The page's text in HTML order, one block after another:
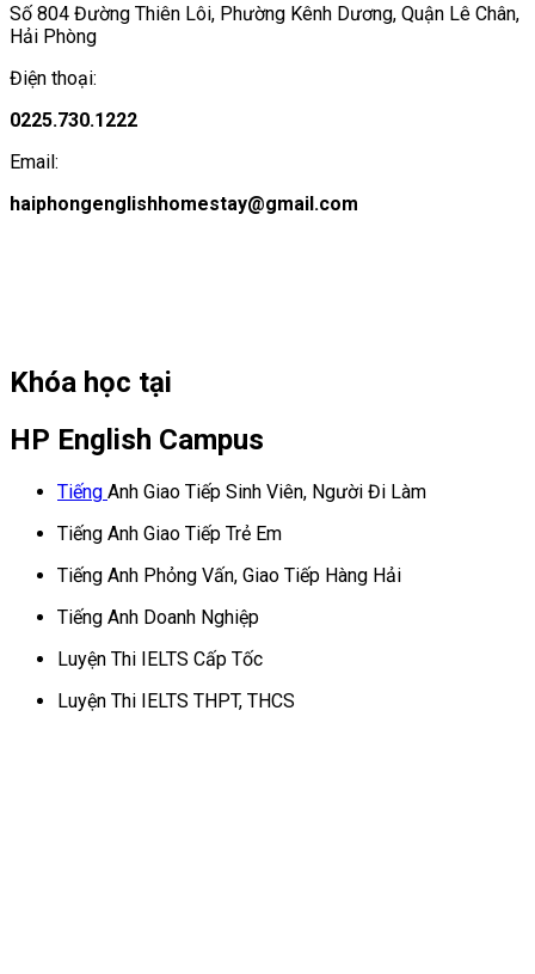
Số 804 Đường Thiên Lôi, Phường Kênh Dương, Quận Lê Chân,
Hải Phòng
Điện thoại:
0225.730.1222
Email:
haiphongenglishhomestay@gmail.com
Khóa học tại
HP English Campus
Tiếng Anh Giao Tiếp Sinh Viên, Người Đi Làm
Tiếng Anh Giao Tiếp Trẻ Em
Tiếng Anh Phỏng Vấn, Giao Tiếp Hàng Hải
Tiếng Anh Doanh Nghiệp
Luyện Thi IELTS Cấp Tốc
Luyện Thi IELTS THPT, THCS